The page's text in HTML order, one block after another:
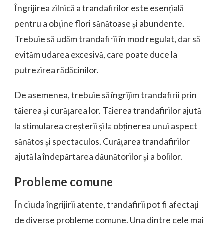
Îngrijirea zilnică a trandafirilor este esențială
pentru a obține flori sănătoase și abundente.
Trebuie să udăm trandafirii în mod regulat, dar să
evităm udarea excesivă, care poate duce la
putrezirea rădăcinilor.
De asemenea, trebuie să îngrijim trandafirii prin
tăierea și curățarea lor. Tăierea trandafirilor ajută
la stimularea creșterii și la obținerea unui aspect
sănătos și spectaculos. Curățarea trandafirilor
ajută la îndepărtarea dăunătorilor și a bolilor.
Probleme comune
În ciuda îngrijirii atente, trandafirii pot fi afectați
de diverse probleme comune. Una dintre cele mai